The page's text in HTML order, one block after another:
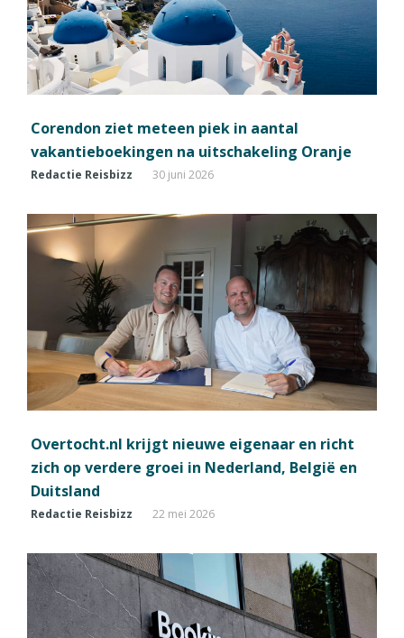
Corendon ziet meteen piek in aantal
vakantieboekingen na uitschakeling Oranje
Redactie Reisbizz 30 juni 2026
Overtocht.nl krijgt nieuwe eigenaar en richt
zich op verdere groei in Nederland, België en
Duitsland
Redactie Reisbizz 22 mei 2026